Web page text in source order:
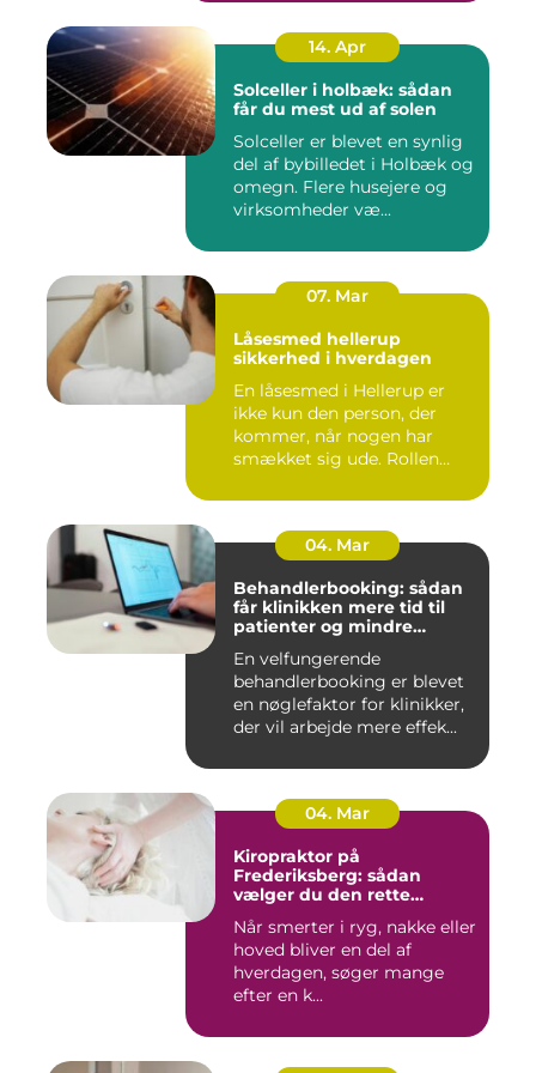
14. Apr
Solceller i holbæk: sådan
får du mest ud af solen
Solceller er blevet en synlig
del af bybilledet i Holbæk og
omegn. Flere husejere og
virksomheder væ...
07. Mar
Låsesmed hellerup
sikkerhed i hverdagen
En låsesmed i Hellerup er
ikke kun den person, der
kommer, når nogen har
smækket sig ude. Rollen
04. Mar
Behandlerbooking: sådan
får klinikken mere tid til
patienter og mindre
En velfungerende
behandlerbooking er blevet
en nøglefaktor for klinikker,
der vil arbejde mere effek...
04. Mar
Kiropraktor på
Frederiksberg: sådan
vælger du den rette
Når smerter i ryg, nakke eller
hoved bliver en del af
hverdagen, søger mange
efter en k...